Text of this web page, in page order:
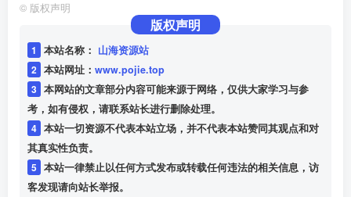
© 版权声明
版权声明
1 本站名称： 山海资源站
2 本站网址： www.pojie.top
3 本网站的文章部分内容可能来源于网络，仅供大家学习与参
考，如有侵权，请联系站长进行删除处理。
4 本站一切资源不代表本站立场，并不代表本站赞同其观点和对
其真实性负责。
5 本站一律禁止以任何方式发布或转载任何违法的相关信息，访
客发现请向站长举报。